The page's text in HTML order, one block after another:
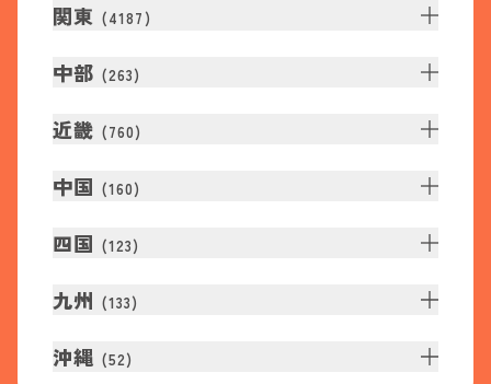
関東 (4187 )
中部 (263)
近畿 (760)
中国 (160)
四国 (123)
九州 (133)
沖縄 (52)